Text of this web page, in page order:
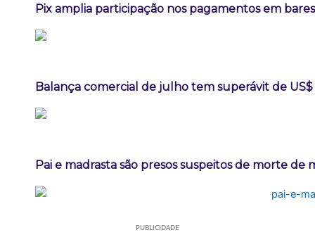
Pix amplia participação nos pagamentos em
Balança comercial de julho tem superávit de
Pai e madrasta são presos suspeitos de morte de
PUBLICIDADE